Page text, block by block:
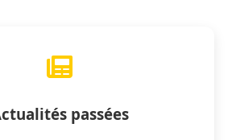
passées